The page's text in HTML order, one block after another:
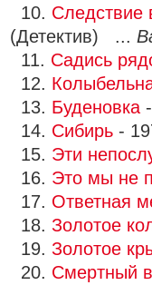
10. Следствие
(Детектив) ...
11. Садись
12.
13. Буденовка
14. Сибирь -
15. Эти
16. Это мы не
17. Ответная
18. Золотое
19. Золотое
20. Смертный